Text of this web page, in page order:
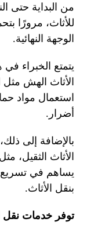
من البداية حتى
للأثاث، مرورًا
الوجهة النهائية.
يتمتع الخبراء
الأثاث الهش مثل
استعمال مواد
أضرار.
بالإضافة إلى
الأثاث الثقيل،
يساهم في تسريع
بنقل الأثاث.
توفر خدمات